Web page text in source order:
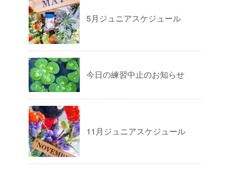
5月ジュニアスケジュール
今日の練習中止のお知らせ
11月ジュニアスケジュール